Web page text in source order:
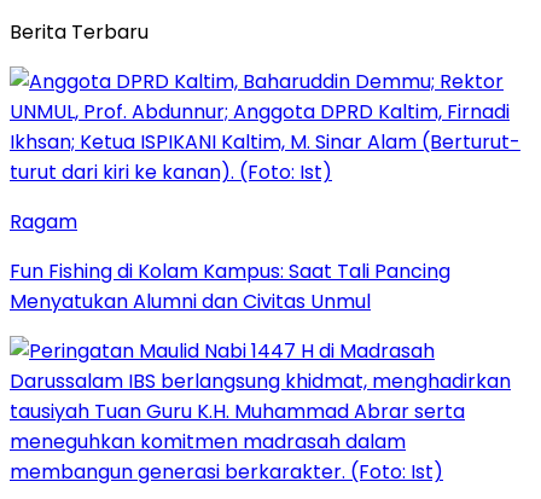
Berita Terbaru
Ragam
Fun Fishing di Kolam Kampus: Saat Tali Pancing
Menyatukan Alumni dan Civitas Unmul